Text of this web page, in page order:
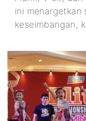
ini menargetkan
keseimbangan,